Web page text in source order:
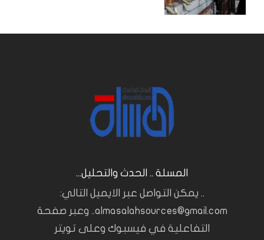
المسلة .. الحدث والتحليل...
.. يمكن التواصل عبر الايميل التالي:
almasalahsources@gmail.com.. وعبر صفحة
التفاعلية في فيسبوك وعلى تويتر